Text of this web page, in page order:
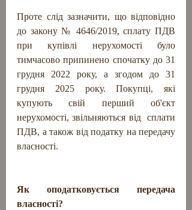
Проте слід зазначити, що відповідно
до закону № 4646/2019, сплату ПДВ
при купівлі нерухомості було
тимчасово припинено спочатку до 31
грудня 2022 року, а згодом до 31
грудня 2025 року. Покупці, які
купують свій перший об'єкт
нерухомості, звільняються від  сплати
ПДВ, а також від податку на передачу
власності.
Як оподатковується передача
власності?